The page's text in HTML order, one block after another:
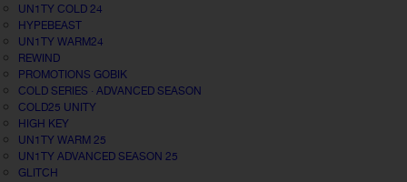
UN1TY COLD 24
HYPEBEAST
UN1TY WARM24
REWIND
PROMOTIONS GOBIK
COLD SERIES · ADVANCED SEASON
COLD25 UNITY
HIGH KEY
UN1TY WARM 25
UN1TY ADVANCED SEASON 25
GLITCH